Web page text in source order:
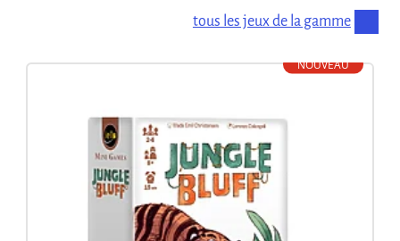
tous les jeux de la gamme
NOUVEAU